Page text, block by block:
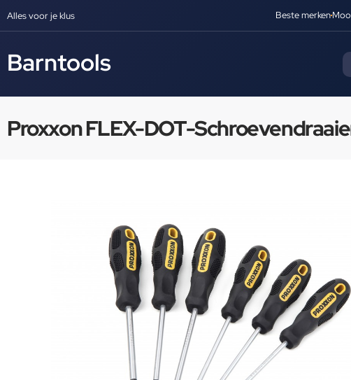
Alles voor je klus Beste merken
Barntools
Proxxon FLEX-DOT-